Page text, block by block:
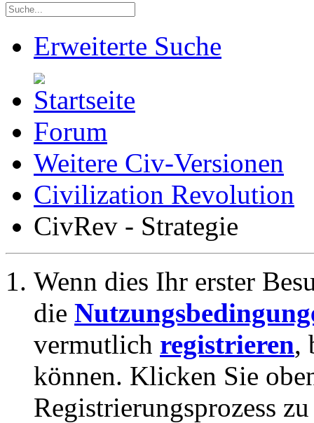
Erweiterte Suche
Forum
Weitere Civ-Versionen
Civilization Revolution
CivRev - Strategie
Wenn dies Ihr erster
die
vermutlich registrieren,
können. Klicken Sie
Registrierungsprozess